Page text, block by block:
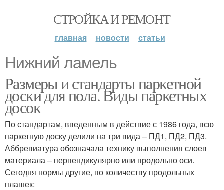
СТРОЙКА И РЕМОНТ
главная новости статьи
Нижний ламель
Размеры и стандарты паркетной
доски для пола. Виды паркетных
досок
По стандартам, введенным в действие с 1986 года, всю
паркетную доску делили на три вида – ПД1, ПД2, ПД3.
Аббревиатура обозначала технику выполнения слоев
материала – перпендикулярно или продольно оси.
Сегодня нормы другие, по количеству продольных
плашек: